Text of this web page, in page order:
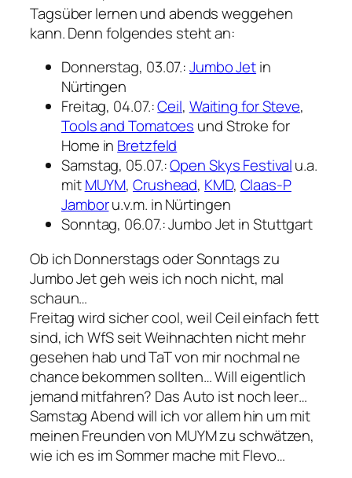
Tagsüber lernen und abends weggehen
kann. Denn folgendes steht an:
Donnerstag, 03.07.:Jumbo Jetin
Nürtingen
Freitag, 04.07.:Ceil, Waiting for Steve,
Tools and Tomatoes und Stroke for
Home in Bretzfeld
Samstag, 05.07.:Open Skys Festivalu.a.
mitMUYM,Crushead, KMD, Claas-P
Jamboru.v.m. in Nürtingen
Sonntag, 06.07.: Jumbo Jet in Stuttgart
Ob ich Donnerstags oder Sonntags zu
Jumbo Jet geh weis ich noch nicht, mal
schaun…
Freitag wird sicher cool, weil Ceil einfach fett
sind, ich WfS seit Weihnachten nicht mehr
gesehen hab und TaT von mir nochmal ne
chance bekommen sollten… Will eigentlich
jemand mitfahren? Das Auto ist noch leer…
Samstag Abend will ich vor allem hin um mit
meinen Freunden von MUYM zu schwätzen,
wie ich es im Sommer mache mit Flevo…